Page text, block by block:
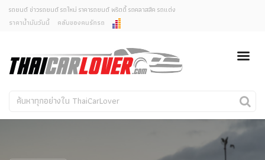
ยกเลิกการแจ้งเตือน
คุณต้องการยกเลิกการแจ้งเตือนข่าวสารเมื่อมีการอัพเดต
ใช่หรือไม่?
ไม่
รถยนต์ ข่าวรถยนต์ รถใหม่ ราคารถยนต์ พริตตี้ รถคลาสสิค รถแต่ง
ราคาน้ำมันวันนี้
คลับของคนรักรถ
รถใหม่
คนรักรถ
รถแต่ง
พริตตี้